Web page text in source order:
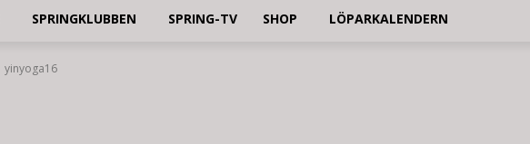
SPRINGKLUBBEN SPRING-TV SHOP LÖPARKALENDERN
yinyoga16